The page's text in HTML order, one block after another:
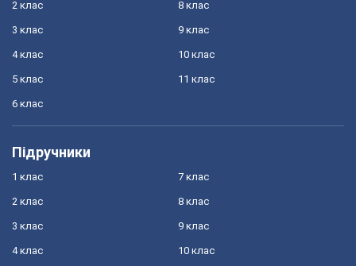
2 клас
3 клас
4 клас
5 клас
6 клас
8 клас
9 клас
10 клас
11 клас
Підручники
1 клас
2 клас
3 клас
4 клас
7 клас
8 клас
9 клас
10 клас